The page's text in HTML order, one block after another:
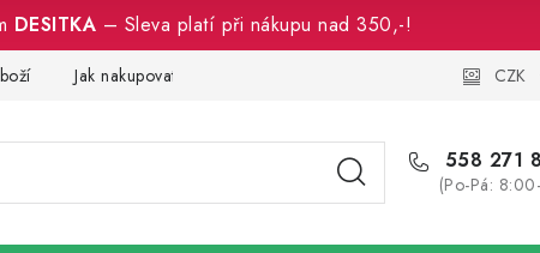
DESITKA – Sleva platí při nákupu nad 350,-!
Jak nakupovat Pro firmy CZK
558 271
(Po-Pá: